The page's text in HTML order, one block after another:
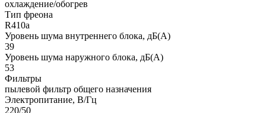
охлаждение/обогрев
Тип фреона
R410a
Уровень шума внутреннего блока, дБ(А)
39
Уровень шума наружного блока, дБ(А)
53
Фильтры
пылевой фильтр общего назначения
Электропитание, В/Гц
220/50